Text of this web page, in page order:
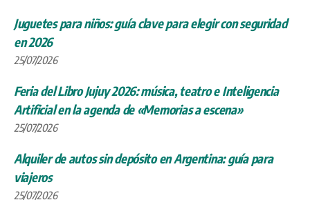
Juguetes para niños: guía clave para elegir con seguridad
en 2026
25/07/2026
Feria del Libro Jujuy 2026: música, teatro e Inteligencia
Artificial en la agenda de «Memorias a escena»
25/07/2026
Alquiler de autos sin depósito en Argentina: guía para
viajeros
25/07/2026